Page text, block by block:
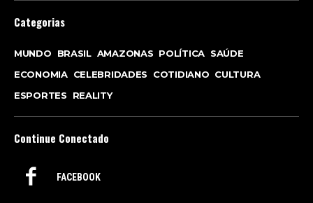
Categorias
MUNDO BRASIL AMAZONAS POLÍTICA SAÚDE
ECONOMIA CELEBRIDADES COTIDIANO CULTURA
ESPORTES
REALITY
Continue Conectado
FACEBOOK